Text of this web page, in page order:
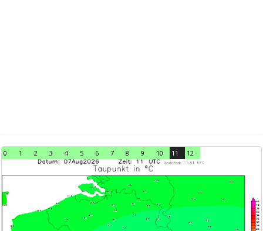
0 1 2 3 4 5 6 7 8 9 10 11 12